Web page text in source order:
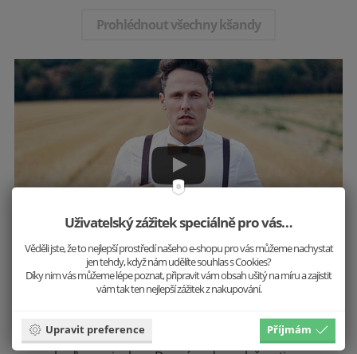
Prohlédnout všechny kšandy
Tvořte si vlastní styl
Nemusíte se řídit trendy, tvořte je! Vystupte z řady a
Uživatelský zážitek speciálně pro vás…
Věděli jste, že to nejlepší prostředí našeho e-shopu pro vás můžeme nachystat
jen tehdy, když nám udělíte souhlas s Cookies?
Díky nim vás můžeme lépe poznat, připravit vám obsah ušitý na míru a zajistit
vám tak ten nejlepší zážitek z nakupování.
Upravit preference Příjmám